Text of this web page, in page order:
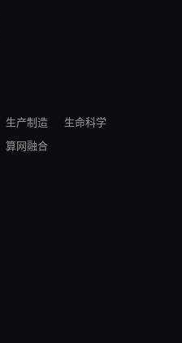
生产制造
生命科学
算网融合